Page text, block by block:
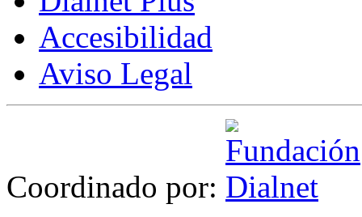
Accesibilidad
Aviso Legal
Coordinado por: